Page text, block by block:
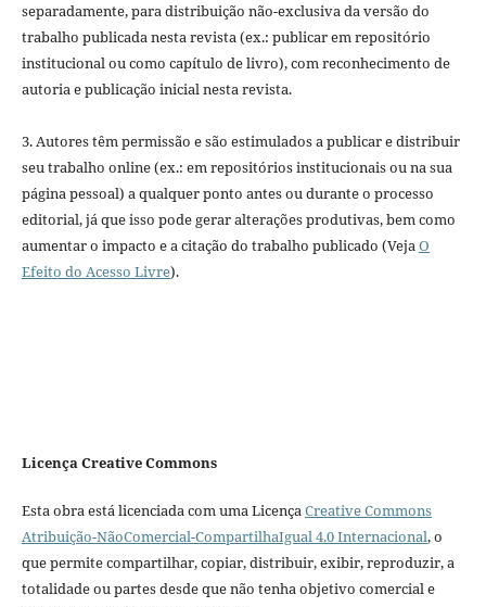
separadamente, para distribuição não-exclusiva da versão do
trabalho publicada nesta revista (ex.: publicar em repositório
institucional ou como capítulo de livro), com reconhecimento de
autoria e publicação inicial nesta revista.
3. Autores têm permissão e são estimulados a publicar e distribuir
seu trabalho online (ex.: em repositórios institucionais ou na sua
página pessoal) a qualquer ponto antes ou durante o processo
editorial, já que isso pode gerar alterações produtivas, bem como
aumentar o impacto e a citação do trabalho publicado (VejaO
Efeito do Acesso Livre).
Licença Creative Commons
Esta obra está licenciada com uma LicençaCreative Commons
Atribuição-NãoComercial-CompartilhaIgual 4.0 Internacional, o
que permite compartilhar, copiar, distribuir, exibir, reproduzir, a
totalidade ou partes desde que não tenha objetivo comercial e